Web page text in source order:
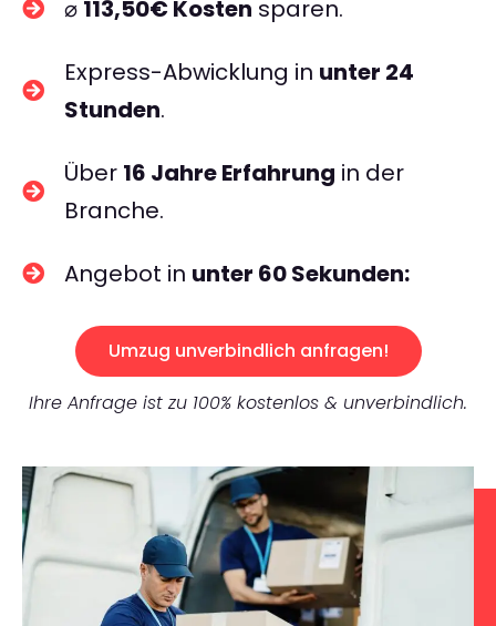
⌀ 113,50€ Kosten sparen.
Express-Abwicklung in unter 24
Stunden.
Über 16 Jahre Erfahrung in der
Branche.
Angebot in unter 60 Sekunden:
Umzug unverbindlich anfragen!
Ihre Anfrage ist zu 100% kostenlos & unverbindlich.